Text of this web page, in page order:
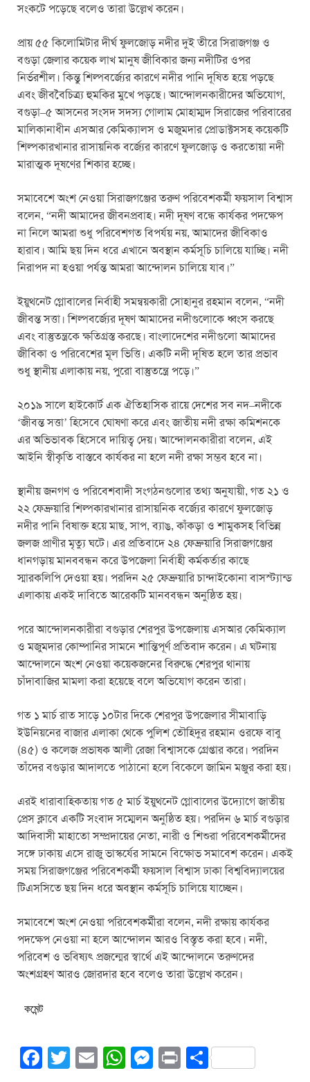
সংকটে পড়েছে বলেও তারা উল্লেখ করেন।
প্রায় ৫৫ কিলোমিটার দীর্ঘ ফুলজোড় নদীর দুই তীরে সিরাজগঞ্জ ও
বগুড়া জেলার কয়েক লাখ মানুষ জীবিকার জন্য নদীটির ওপর
নির্ভরশীল। কিন্তু শিল্পবর্জ্যের কারণে নদীর পানি দূষিত হয়ে পড়ছে
এবং জীববৈচিত্র্য হুমকির মুখে পড়ছে। আন্দোলনকারীদের অভিযোগ,
বগুড়া–৫ আসনের সংসদ সদস্য গোলাম মোহাম্মদ সিরাজের পরিবারের
মালিকানাধীন এসআর কেমিক্যালস ও মজুমদার প্রোডাক্টসসহ কয়েকটি
শিল্পকারখানার রাসায়নিক বর্জ্যের কারণে ফুলজোড় ও করতোয়া নদী
মারাত্মক দূষণের শিকার হচ্ছে।
সমাবেশে অংশ নেওয়া সিরাজগঞ্জের তরুণ পরিবেশকর্মী ফয়সাল বিশ্বাস
বলেন, “নদী আমাদের জীবনপ্রবাহ। নদী দূষণ বন্ধে কার্যকর পদক্ষেপ
না নিলে আমরা শুধু পরিবেশগত বিপর্যয় নয়, আমাদের জীবিকাও
হারাব। আমি ছয় দিন ধরে এখানে অবস্থান কর্মসূচি চালিয়ে যাচ্ছি। নদী
নিরাপদ না হওয়া পর্যন্ত আমরা আন্দোলন চালিয়ে যাব।”
ইয়ুথনেট গ্লোবালের নির্বাহী সমন্বয়কারী সোহানুর রহমান বলেন, “নদী
জীবন্ত সত্তা। শিল্পবর্জ্যের দূষণ আমাদের নদীগুলোকে ধ্বংস করছে
এবং বাস্তুতন্ত্রকে ক্ষতিগ্রস্ত করছে। বাংলাদেশের নদীগুলো আমাদের
জীবিকা ও পরিবেশের মূল ভিত্তি। একটি নদী দূষিত হলে তার প্রভাব
শুধু স্থানীয় এলাকায় নয়, পুরো বাস্তুতন্ত্রে পড়ে।”
২০১৯ সালে হাইকোর্ট এক ঐতিহাসিক রায়ে দেশের সব নদ–নদীকে
‘জীবন্ত সত্তা’ হিসেবে ঘোষণা করে এবং জাতীয় নদী রক্ষা কমিশনকে
এর অভিভাবক হিসেবে দায়িত্ব দেয়। আন্দোলনকারীরা বলেন, এই
আইনি স্বীকৃতি বাস্তবে কার্যকর না হলে নদী রক্ষা সম্ভব হবে না।
স্থানীয় জনগণ ও পরিবেশবাদী সংগঠনগুলোর তথ্য অনুযায়ী, গত ২১ ও
২২ ফেব্রুয়ারি শিল্পকারখানার রাসায়নিক বর্জ্যের কারণে ফুলজোড়
নদীর পানি বিষাক্ত হয়ে মাছ, সাপ, ব্যাঙ, কাঁকড়া ও শামুকসহ বিভিন্ন
জলজ প্রাণীর মৃত্যু ঘটে। এর প্রতিবাদে ২৪ ফেব্রুয়ারি সিরাজগঞ্জের
ধানগড়ায় মানববন্ধন করে উপজেলা নির্বাহী কর্মকর্তার কাছে
স্মারকলিপি দেওয়া হয়। পরদিন ২৫ ফেব্রুয়ারি চান্দাইকোনা বাসস্ট্যান্ড
এলাকায় একই দাবিতে আরেকটি মানববন্ধন অনুষ্ঠিত হয়।
পরে আন্দোলনকারীরা বগুড়ার শেরপুর উপজেলায় এসআর কেমিক্যাল
ও মজুমদার কোম্পানির সামনে শান্তিপূর্ণ প্রতিবাদ করেন। এ ঘটনায়
আন্দোলনে অংশ নেওয়া কয়েকজনের বিরুদ্ধে শেরপুর থানায়
চাঁদাবাজির মামলা করা হয়েছে বলে অভিযোগ করেন তারা।
গত ১ মার্চ রাত সাড়ে ১০টার দিকে শেরপুর উপজেলার সীমাবাড়ি
ইউনিয়নের বাজার এলাকা থেকে পুলিশ তৌহিদুর রহমান ওরফে বাবু
(৪৫) ও কলেজ প্রভাষক আলী রেজা বিশ্বাসকে গ্রেপ্তার করে। পরদিন
তাঁদের বগুড়ার আদালতে পাঠানো হলে বিকেলে জামিন মঞ্জুর করা হয়।
এরই ধারাবাহিকতায় গত ৫ মার্চ ইয়ুথনেট গ্লোবালের উদ্যোগে জাতীয়
প্রেস ক্লাবে একটি সংবাদ সম্মেলন অনুষ্ঠিত হয়। পরদিন ৬ মার্চ বগুড়ার
আদিবাসী মাহাতো সম্প্রদায়ের নেতা, নারী ও শিশুরা পরিবেশকর্মীদের
সঙ্গে ঢাকায় এসে রাজু ভাস্কর্যের সামনে বিক্ষোভ সমাবেশ করেন। একই
সময় সিরাজগঞ্জের পরিবেশকর্মী ফয়সাল বিশ্বাস ঢাকা বিশ্ববিদ্যালয়ের
টিএসসিতে ছয় দিন ধরে অবস্থান কর্মসূচি চালিয়ে যাচ্ছেন।
সমাবেশে অংশ নেওয়া পরিবেশকর্মীরা বলেন, নদী রক্ষায় কার্যকর
পদক্ষেপ নেওয়া না হলে আন্দোলন আরও বিস্তৃত করা হবে। নদী,
পরিবেশ ও ভবিষ্যৎ প্রজন্মের স্বার্থে এই আন্দোলনে তরুণদের
অংশগ্রহণ আরও জোরদার হবে বলেও তারা উল্লেখ করেন।
কমেন্ট
F
T
E
W M Pr S